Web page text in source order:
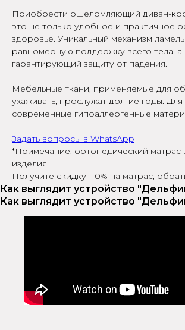
Приобрести ошеломляющий диван-
это не только удобное и практичное
здоровье. Уникальный механизм
равномерную поддержку всего тела,
гарантирующий защиту от падения.
Мебельные ткани, применяемые для
ухаживать, прослужат долгие годы.
современные гипоаллергенные
Задать вопросы в WhatsApp
*Примечание: ортопедический матрас
изделия.
Получите скидку -10% на матрас,
Как выглядит устройство
Как выглядит устройство